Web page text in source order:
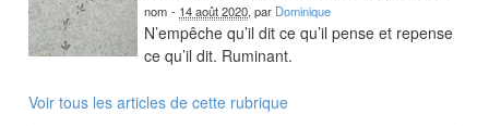
nom - 14 août 2020, par Dominique
N’empêche qu’il dit ce qu’il pense et repense
ce qu’il dit. Ruminant.
Voir tous les articles de cette rubrique